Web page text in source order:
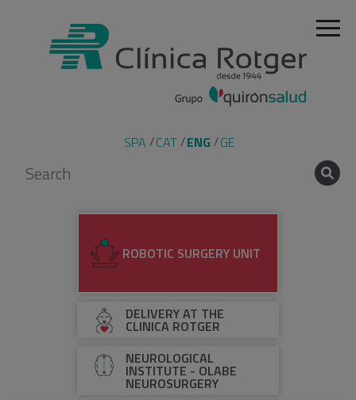
SPA CAT ENG GE
ROBOTIC SURGERY UNIT
DELIVERY AT THE
CLINICA ROTGER
NEUROLOGICAL
INSTITUTE - OLABE
NEUROSURGERY